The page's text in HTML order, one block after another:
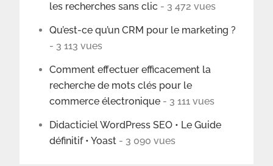
les recherches sans clic - 3 472 vues
Qu’est-ce qu’un CRM pour le marketing ?
- 3 113 vues
Comment effectuer efficacement la
recherche de mots clés pour le
commerce électronique - 3 111 vues
Didacticiel WordPress SEO • Le Guide
définitif • Yoast - 3 090 vues